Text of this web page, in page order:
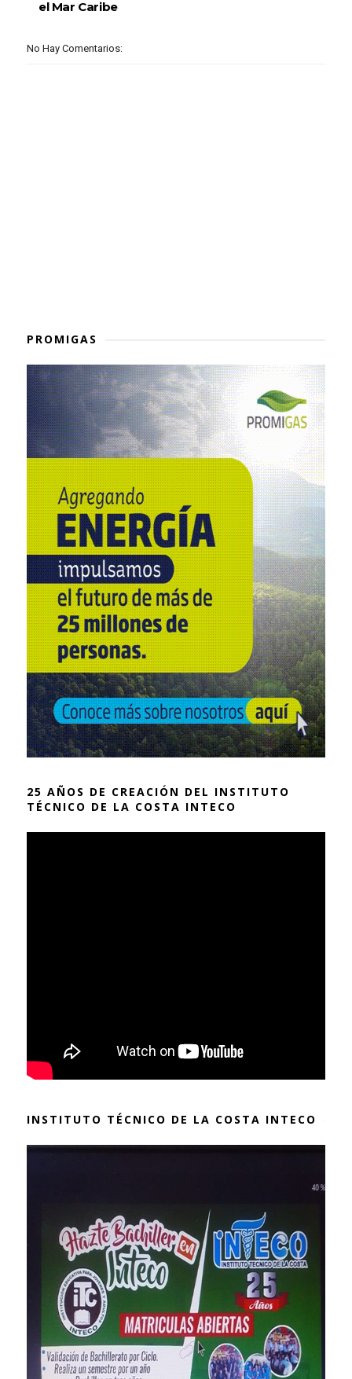
el Mar Caribe
No Hay Comentarios:
PROMIGAS
25 AÑOS DE CREACIÓN DEL INSTITUTO
TÉCNICO DE LA COSTA INTECO
INSTITUTO TÉCNICO DE LA COSTA INTECO